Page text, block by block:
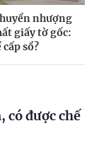
nhượng
giấy tờ gốc:
sổ?
có được chế